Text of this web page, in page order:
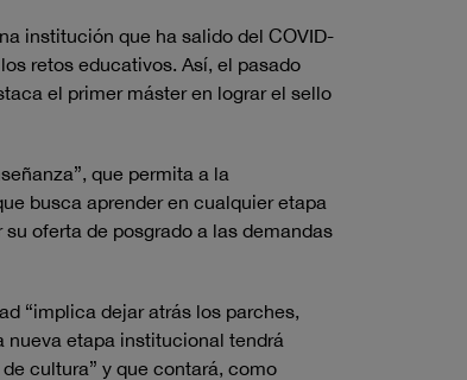
institución que ha salido del COVID-
retos educativos. Así, el pasado
el primer máster en lograr el sello
que permita a la
busca aprender en cualquier etapa
oferta de posgrado a las demandas
“implica dejar atrás los parches,
nueva etapa institucional tendrá
cultura” y que contará, como